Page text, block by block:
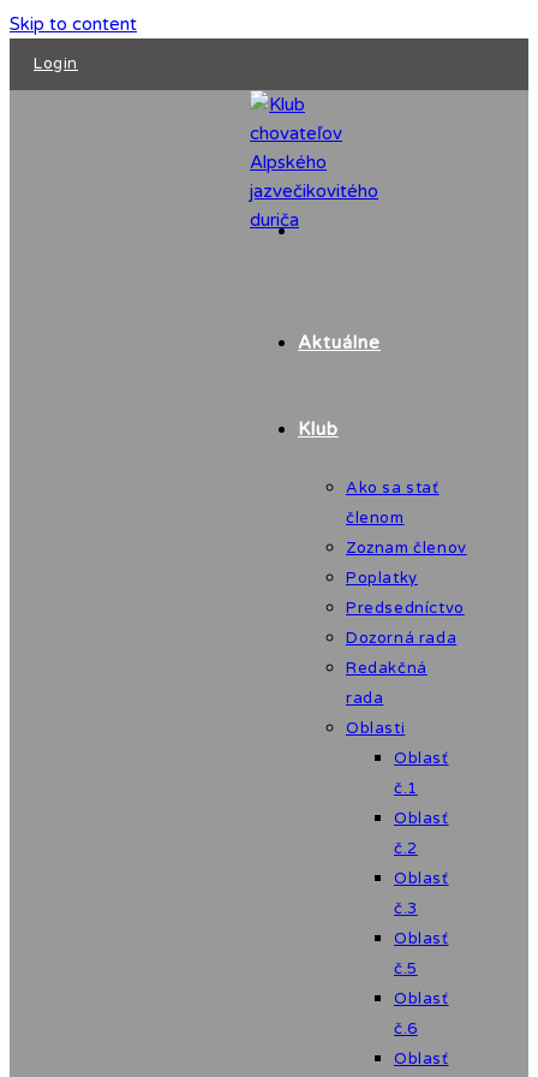
Skip to content
Login
Aktuálne
Klub
Ako sa stať
členom
Zoznam členov
Poplatky
Predsedníctvo
Dozorná rada
Redakčná
rada
Oblasti
Oblasť
č.1
Oblasť
č.2
Oblasť
č.3
Oblasť
č.5
Oblasť
č.6
Oblasť